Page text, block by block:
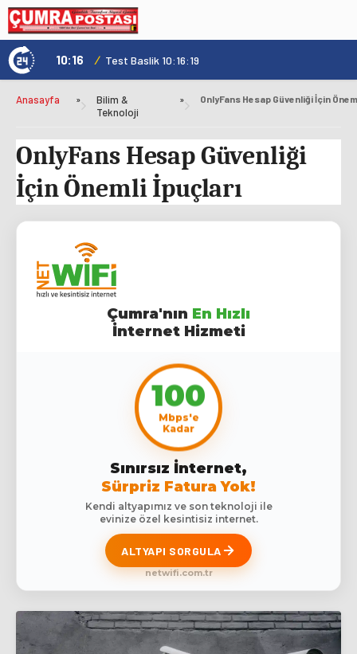
10:16 / Test Baslik 10:16:19
Anasayfa »
Bilim &
Teknoloji
»
OnlyFans Hesap Güvenliği
İçin Önemli İpuçları
Çumra'nın En Hızlı
İnternet Hizmeti
100
Mbps'e
Kadar
Sınırsız İnternet,
Sürpriz Fatura Yok!
Kendi altyapımız ve son teknoloji ile
evinize özel kesintisiz internet.
ALTYAPI SORGULA
netwifi.com.tr